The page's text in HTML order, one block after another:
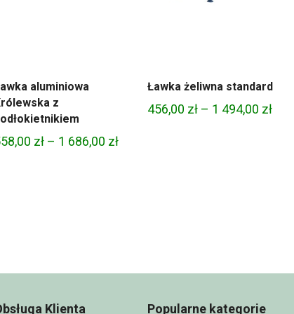
aluminiowa
z
zł – 1 686,00 złZakres
Ławka żeliwna standard
456,00 zł – 1 494,00 zł
Klienta Popularne kategorie